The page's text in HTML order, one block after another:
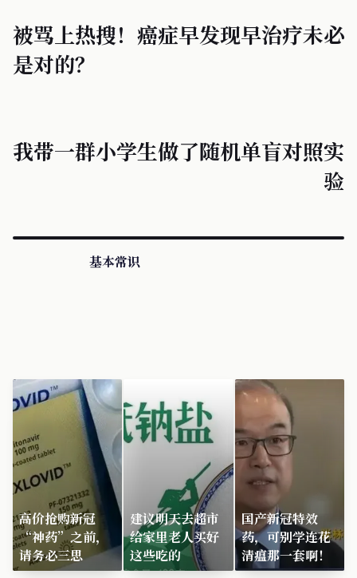
被骂上热搜！癌症早发现早治疗未必
是对的？
我带一群小学生做了随机单盲对照实
验
基本常识
高价抢购新冠
“神药”之前，
请务必三思
建议明天去超市
给家里老人买好
这些吃的
国产新冠特效
药，可别学连花
清瘟那一套啊！